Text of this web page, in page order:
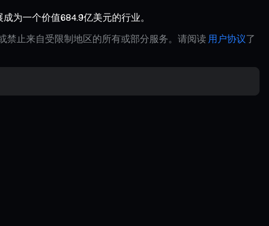
为一个价值684.9亿美元的行业。
禁止来自受限制地区的所有或部分服务。请阅读 用户协议了